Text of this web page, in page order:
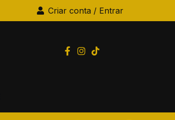
Criar conta / Entrar